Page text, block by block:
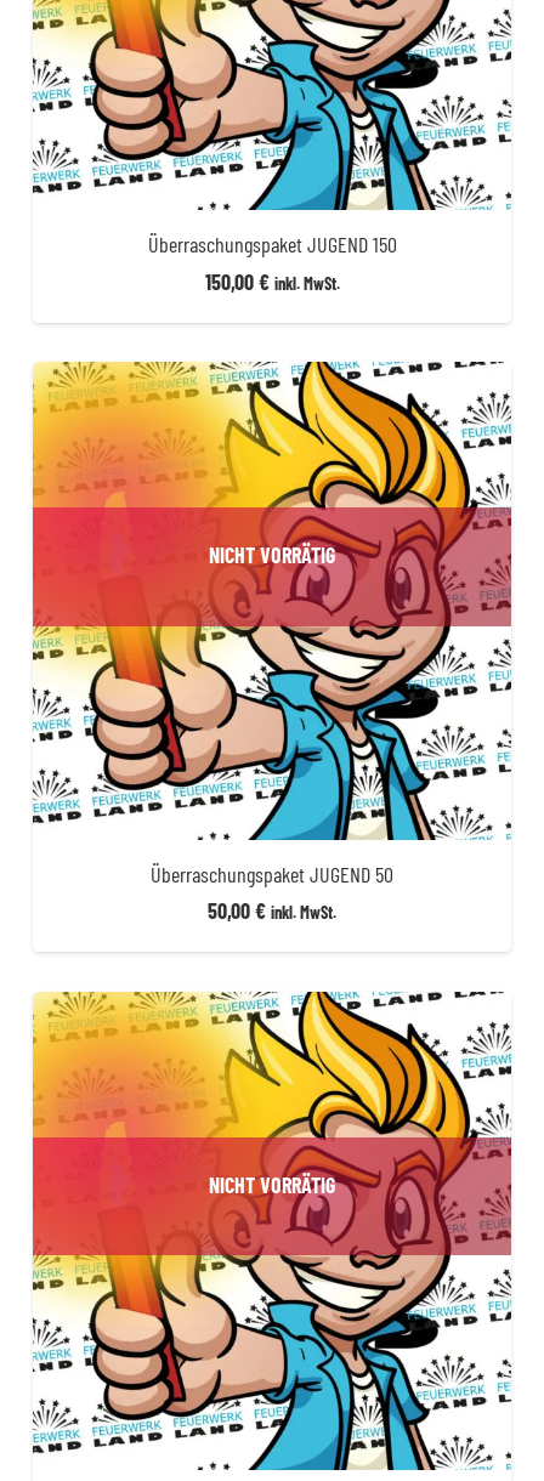
Überraschungspaket JUGEND 150
150,00€ inkl. MwSt.
NICHT VORRÄTIG
Überraschungspaket JUGEND 50
50,00€ inkl. MwSt.
NICHT VORRÄTIG